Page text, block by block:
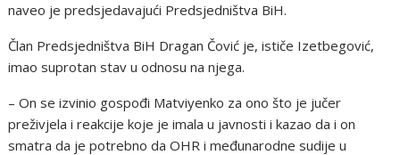
naveo je predsjedavajući Predsjedništva BiH.
Član Predsjedništva BiH Dragan Čović je, ističe Izetbegović,
imao suprotan stav u odnosu na njega.
– On se izvinio gospođi Matviyenko za ono što je jučer
preživjela i reakcije koje je imala u javnosti i kazao da i on
smatra da je potrebno da OHR i međunarodne sudije u